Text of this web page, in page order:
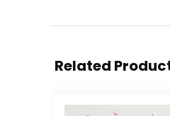
Related